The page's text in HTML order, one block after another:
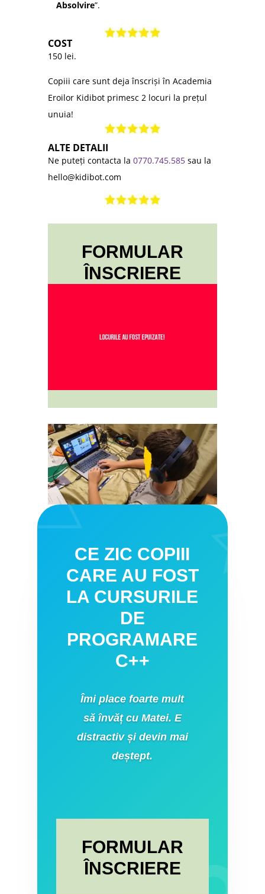
Absolvire”.
COST
150 lei.
Copiii care sunt deja înscriși în Academia
Eroilor Kidibot primesc 2 locuri la prețul
unuia!
ALTE DETALII
Ne puteți contacta la 0770.745.585sau la
hello@kidibot.com
FORMULAR
ÎNSCRIERE
CE ZIC COPIII
CARE AU FOST
LA CURSURILE
DE
PROGRAMARE
C++
Îmi place foarte mult
să învăț cu Matei. E
distractiv și devin mai
deștept.
FORMULAR
ÎNSCRIERE